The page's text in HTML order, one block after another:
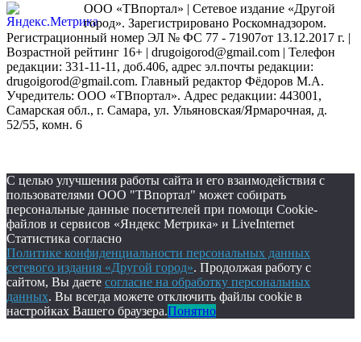
ООО «ТВпортал» | Сетевое издание «Другой
город». Зарегистрировано Роскомнадзором.
Регистрационный номер ЭЛ № ФС 77 - 71907от 13.12.2017 г. |
Возрастной рейтинг 16+ | drugoigorod@gmail.com | Телефон
редакции: 331-11-11, доб.406, адрес эл.почты редакции:
drugoigorod@gmail.com. Главный редактор Фёдоров М.А.
Учредитель: ООО «ТВпортал». Адрес редакции: 443001,
Самарская обл., г. Самара, ул. Ульяновская/Ярмарочная, д.
52/55, комн. 6
С целью улучшения работы сайта и его взаимодействия с
пользователями ООО "ТВпортал" может собирать
персональные данные посетителей при помощи Cookie-
файлов и сервисов «Яндекс Метрика» и LiveInternet
Статистика согласно
Политике конфиденциальности персональных данных
сетевого издания «Другой город». Продолжая работу с
сайтом, Вы даете согласие на обработку персональных
данных. Вы всегда можете отключить файлы cookie в
настройках Вашего браузера.Понятно